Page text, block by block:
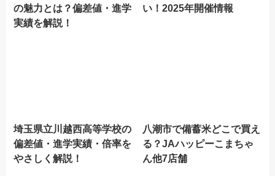
の魅力とは？偏差値・進学
実績を解説！
い！2025年開催情報
埼玉県立川越西高等学校の
偏差値・進学実績・倍率を
やさしく解説！
八潮市で備蓄米どこで買え
る？JAハッピーこまちゃ
ん他7店舗